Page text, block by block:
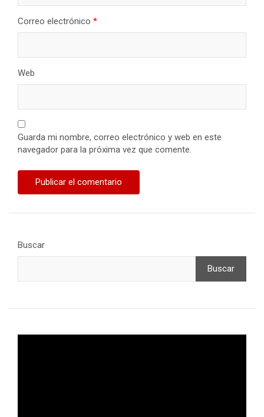
Correo electrónico *
Web
Guarda mi nombre, correo electrónico y web en este
navegador para la próxima vez que comente.
Buscar
Buscar